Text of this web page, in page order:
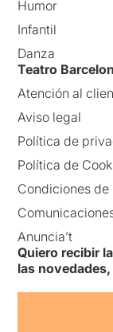
Humor
Infantil
Danza
Teatro
Atención al
Aviso legal
Política de
Política de
Condiciones de
Anuncia’t
Quiero recibir
las